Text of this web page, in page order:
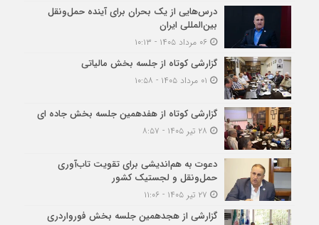
درس‌هایی از یک بحران برای آینده حمل‌ونقل
بین‌المللی ایران
گزارشی کوتاه از جلسه بخش مالیاتی
گزارشی کوتاه از هفدهمین جلسه بخش جاده ای
دعوت به هم‌اندیشی برای تقویت تاب‌آوری
حمل‌ونقل و لجستیک کشور
گزارشی از هجدهمین جلسه بخش فورواردری